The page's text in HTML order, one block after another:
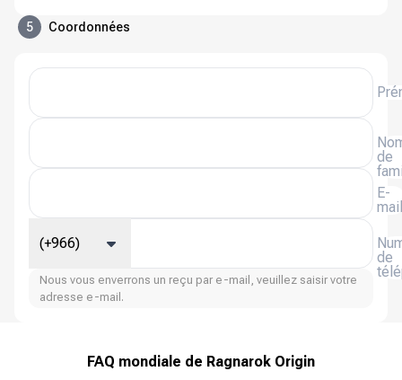
5 Coordonnées
de
E-
mail
de
(+966)
Nous vous enverrons un reçu par e-mail, veuillez saisir votre
adresse e-mail.
FAQ mondiale de Ragnarok Origin